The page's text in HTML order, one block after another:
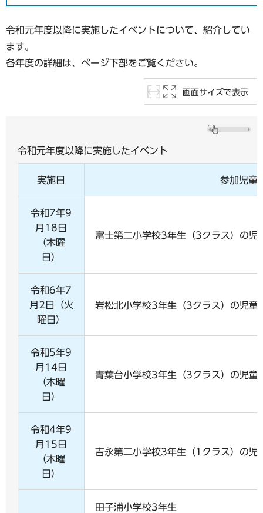
令和元年度以降に実施したイベントについて、紹介してい
ます。
各年度の詳細は、ページ下部をご覧ください。
画面サイズで表示
令和元年度以降に実施したイベント
実施日 参加児童
令和7年9
月18日
（木曜
日）
富士第二小学校3年生（3クラス）の児
令和6年7
月2日（火
曜日）
岩松北小学校3年生（3クラス）の児
令和5年9
月14日
（木曜
日）
青葉台小学校3年生（3クラス）の児童
令和4年9
月15日
（木曜
日）
吉永第二小学校3年生（1クラス）の児
田子浦小学校3年生